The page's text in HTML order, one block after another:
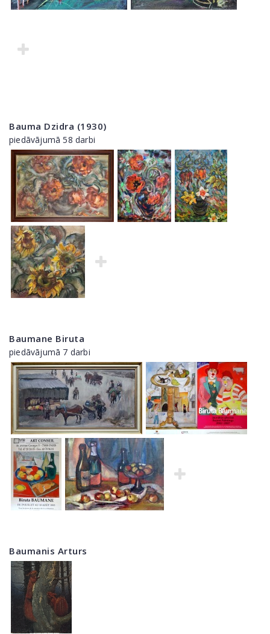
Bauma Dzidra (1930)
piedāvājumā 58 darbi
Baumane Biruta
piedāvājumā 7 darbi
Baumanis Arturs